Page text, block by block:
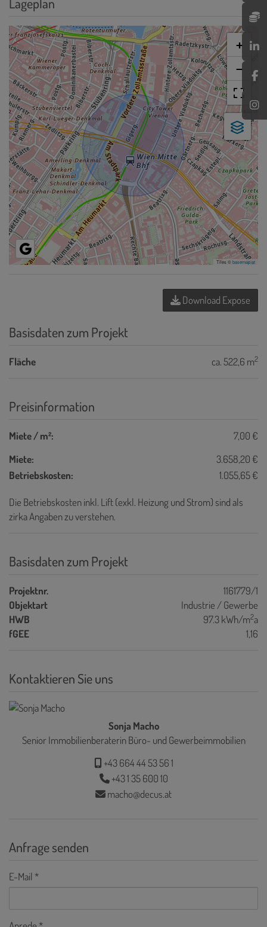
+
−
Tiles ©basemap.at
Download Expose
Basisdaten zum Projekt
Fläche ca. 522,6 m2
Preisinformation
Miete / m²:
7,00 €
Miete:
3.658,20 €
Betriebskosten:
1.055,65 €
Die Betriebskosten inkl. Lift (exkl. Heizung und Strom) sind als
zirka Angaben zu verstehen.
Basisdaten zum Projekt
Projektnr.
1161779/1
Objektart
Industrie / Gewerbe
HWB
97.3 kWh/m2a
fGEE
1,16
Kontaktieren Sie uns
Sonja Macho
Senior Immobilienberaterin Büro- und Gewerbeimmobilien
+43 664 44 53 56 1
+43 1 35 600 10
macho@decus.at
Anfrage senden
E-Mail